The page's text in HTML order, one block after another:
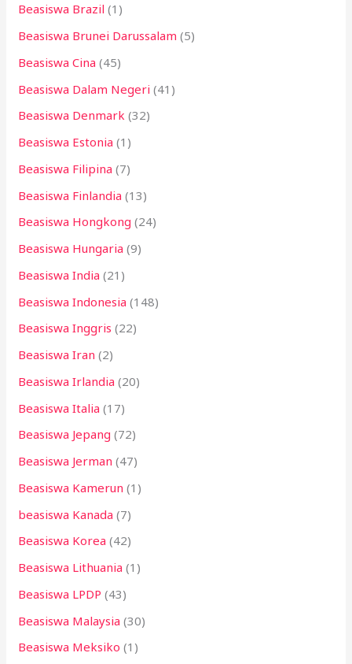
Beasiswa Brazil (1)
Beasiswa Brunei Darussalam (5)
Beasiswa Cina (45)
Beasiswa Dalam Negeri (41)
Beasiswa Denmark (32)
Beasiswa Estonia (1)
Beasiswa Filipina (7)
Beasiswa Finlandia (13)
Beasiswa Hongkong (24)
Beasiswa Hungaria (9)
Beasiswa India (21)
Beasiswa Indonesia (148)
Beasiswa Inggris (22)
Beasiswa Iran (2)
Beasiswa Irlandia (20)
Beasiswa Italia (17)
Beasiswa Jepang (72)
Beasiswa Jerman (47)
Beasiswa Kamerun (1)
beasiswa Kanada (7)
Beasiswa Korea (42)
Beasiswa Lithuania (1)
Beasiswa LPDP (43)
Beasiswa Malaysia (30)
Beasiswa Meksiko (1)